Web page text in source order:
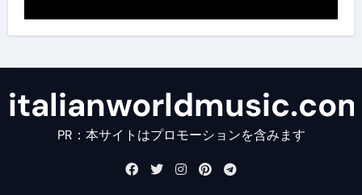
PR：本サイトはプロモーションを含みます